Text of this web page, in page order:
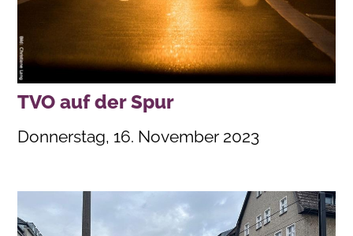
TVO auf der Spur
Donnerstag, 16. November 2023